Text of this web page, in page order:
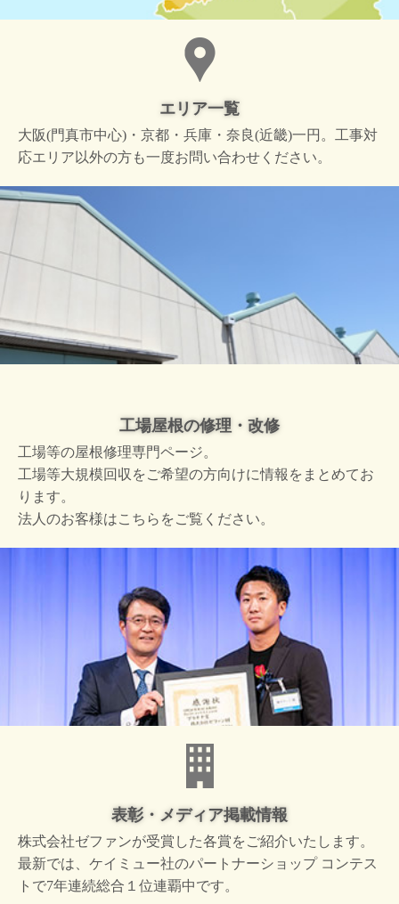
エリア一覧
大阪(門真市中心)・京都・兵庫・奈良(近畿)一円。工事対
応エリア以外の方も一度お問い合わせください。
工場屋根の修理・改修
工場等の屋根修理専門ページ。
工場等大規模回収をご希望の方向けに情報をまとめてお
ります。
法人のお客様はこちらをご覧ください。
表彰・メディア掲載情報
株式会社ゼファンが受賞した各賞をご紹介いたします。
最新では、ケイミュー社のパートナーショップ コンテス
トで7年連続総合１位連覇中です。